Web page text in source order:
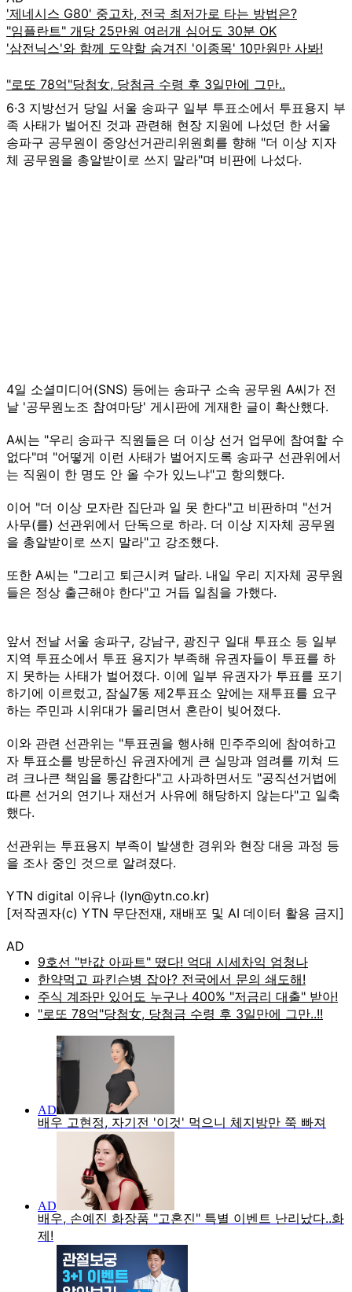
6·3 지방선거 당일 서울 송파구 일부 투표소에서 투표용지 부
족 사태가 벌어진 것과 관련해 현장 지원에 나섰던 한 서울
송파구 공무원이 중앙선거관리위원회를 향해 "더 이상 지자
체 공무원을 총알받이로 쓰지 말라"며 비판에 나섰다.
4일 소셜미디어(SNS) 등에는 송파구 소속 공무원 A씨가 전
날 '공무원노조 참여마당' 게시판에 게재한 글이 확산했다.
A씨는 "우리 송파구 직원들은 더 이상 선거 업무에 참여할 수
없다"며 "어떻게 이런 사태가 벌어지도록 송파구 선관위에서
는 직원이 한 명도 안 올 수가 있느냐"고 항의했다.
이어 "더 이상 모자란 집단과 일 못 한다"고 비판하며 "선거
사무(를) 선관위에서 단독으로 하라. 더 이상 지자체 공무원
을 총알받이로 쓰지 말라"고 강조했다.
또한 A씨는 "그리고 퇴근시켜 달라. 내일 우리 지자체 공무원
들은 정상 출근해야 한다"고 거듭 일침을 가했다.
앞서 전날 서울 송파구, 강남구, 광진구 일대 투표소 등 일부
지역 투표소에서 투표 용지가 부족해 유권자들이 투표를 하
지 못하는 사태가 벌어졌다. 이에 일부 유권자가 투표를 포기
하기에 이르렀고, 잠실7동 제2투표소 앞에는 재투표를 요구
하는 주민과 시위대가 몰리면서 혼란이 빚어졌다.
이와 관련 선관위는 "투표권을 행사해 민주주의에 참여하고
자 투표소를 방문하신 유권자에게 큰 실망과 염려를 끼쳐 드
려 크나큰 책임을 통감한다"고 사과하면서도 "공직선거법에
따른 선거의 연기나 재선거 사유에 해당하지 않는다"고 일축
했다.
선관위는 투표용지 부족이 발생한 경위와 현장 대응 과정 등
을 조사 중인 것으로 알려졌다.
YTN digital 이유나 (lyn@ytn.co.kr)
[저작권자(c) YTN 무단전재, 재배포 및 AI 데이터 활용 금지]
AD